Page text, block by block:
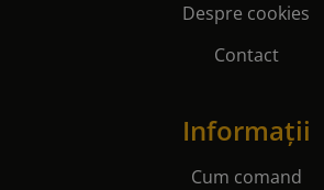
Despre cookies
Contact
Informații
Cum comand